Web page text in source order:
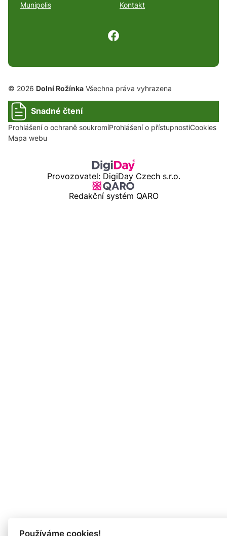
Munipolis Kontakt
© 2026 Dolní Rožínka Všechna práva vyhrazena
Snadné čtení
Prohlášení o ochraně soukromíProhlášení o přístupnostiCookies
Mapa webu
Provozovatel: DigiDay Czech s.r.o.
Redakční systém QARO
Používáme cookies!